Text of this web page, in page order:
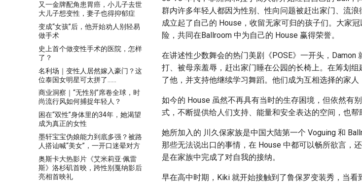
又一金牌配角患胃癌，小儿子去世
大儿子想变性，妻子也得抑郁症
变成“女孩”后，他开始劝人别轻易
做手术
史上首个做变性手术的医院，怎样
了？
名利场｜变性人居然嫁入豪门？这
位泰国女明星可太拼了……
商业洞察｜“无性别”席卷全球，时
尚流行风如何捕捉年轻人？
困在“双性”身体里的34年，她渴望
成为真正的女性
墨轩宝宝伪娘能力到底多强？被路
人搭讪喊“美女”，一开口迷晕对方
奥斯卡大热影片《艾米莉亚·佩雷
斯》洛杉矶首映，跨性别戛纳影后
亮相首映礼
群内许多年轻人都因为性别、性向问题被赶出家门、流
成立起了自己的 House，收留无家可归的孩子们。大家
险，共同在Ballroom 中为自己的 House 赢得荣誉。
在讲述性少数舞会的热门美剧《POSE》一开头，Damon
打、被母亲羞辱，赶出家门睡在公园的长椅上。在筹划
了他，并支持他继续学习舞蹈。他们成为互相选择的家人
如今的 House 虽然不再具有当时的生存困境，但依然有
式，不断提供给人们支持、能量和安全表达的空间，也帮
她所加入的 川久保家族是中国大陆第一个 Voguing 和
那些无法说出口的事情，在 House 中都可以畅所欲言，
是在家族中完成了对自我的接纳。
早在高中时期，Kiki 就开始接触到了鲁保罗变装秀，当